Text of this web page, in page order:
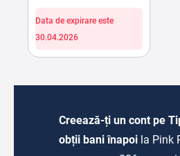
Data de expirare este
30.04.2026
Creează-ți un cont pe
obții bani înapoi la Pink